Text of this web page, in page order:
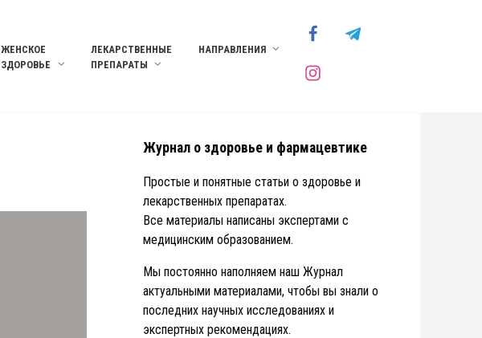
ЖЕНСКОЕ
ЗДОРОВЬЕ
ЛЕКАРСТВЕННЫЕ
ПРЕПАРАТЫ
НАПРАВЛЕНИЯ
Журнал о здоровье и фармацевтике
Простые и понятные статьи о здоровье и
лекарственных препаратах.
Все материалы написаны экспертами с
медицинским образованием.
Мы постоянно наполняем наш Журнал
актуальными материалами, чтобы вы знали о
последних научных исследованиях и
экспертных рекомендациях.